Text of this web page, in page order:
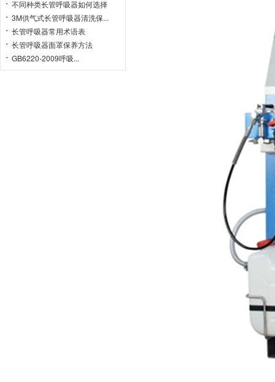
不同种类长管呼吸器如何选择
3M供气式长管呼吸器清洗保...
长管呼吸器常用术语表
长管呼吸器面罩保养方法
GB6220-2009呼吸...